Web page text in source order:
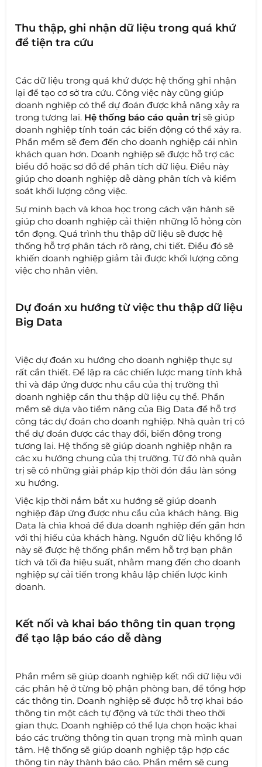
Thu thập, ghi nhận dữ liệu trong quá khứ
để tiện tra cứu
Các dữ liệu trong quá khứ được hệ thống ghi nhận
lại để tạo cơ sở tra cứu. Công việc này cũng giúp
doanh nghiệp có thể dự đoán được khả năng xảy ra
trong tương lai. Hệ thống báo cáo quản trị sẽ giúp
doanh nghiệp tính toán các biến động có thể xảy ra.
Phần mềm sẽ đem đến cho doanh nghiệp cái nhìn
khách quan hơn. Doanh nghiệp sẽ được hỗ trợ các
biểu đồ hoặc sơ đồ để phân tích dữ liệu. Điều này
giúp cho doanh nghiệp dễ dàng phân tích và kiểm
soát khối lượng công việc.
Sự minh bạch và khoa học trong cách vận hành sẽ
giúp cho doanh nghiệp cải thiện những lỗ hỏng còn
tồn đọng. Quá trình thu thập dữ liệu sẽ được hệ
thống hỗ trợ phân tách rõ ràng, chi tiết. Điều đó sẽ
khiến doanh nghiệp giảm tải được khối lượng công
việc cho nhân viên.
Dự đoán xu hướng từ việc thu thập dữ liệu
Big Data
Việc dự đoán xu hướng cho doanh nghiệp thực sự
rất cần thiết. Để lập ra các chiến lược mang tính khả
thi và đáp ứng được nhu cầu của thị trường thì
doanh nghiệp cần thu thập dữ liệu cụ thể. Phần
mềm sẽ dựa vào tiềm năng của Big Data để hỗ trợ
công tác dự đoán cho doanh nghiệp. Nhà quản trị có
thể dự đoán được các thay đổi, biến động trong
tương lai. Hệ thống sẽ giúp doanh nghiệp nhận ra
các xu hướng chung của thị trường. Từ đó nhà quản
trị sẽ có những giải pháp kịp thời đón đầu làn sóng
xu hướng.
Việc kịp thời nắm bắt xu hướng sẽ giúp doanh
nghiệp đáp ứng được nhu cầu của khách hàng. Big
Data là chìa khoá để đưa doanh nghiệp đến gần hơn
với thị hiếu của khách hàng. Nguồn dữ liệu khổng lồ
này sẽ được hệ thống phần mềm hỗ trợ bạn phân
tích và tối đa hiệu suất, nhằm mang đến cho doanh
nghiệp sự cải tiến trong khâu lập chiến lược kinh
doanh.
Kết nối và khai báo thông tin quan trọng
để tạo lập báo cáo dễ dàng
Phần mềm sẽ giúp doanh nghiệp kết nối dữ liệu với
các phân hệ ở từng bộ phận phòng ban, để tổng hợp
các thông tin. Doanh nghiệp sẽ được hỗ trợ khai báo
thông tin một cách tự động và tức thời theo thời
gian thực. Doanh nghiệp có thể lựa chọn hoặc khai
báo các trường thông tin quan trọng mà mình quan
tâm. Hệ thống sẽ giúp doanh nghiệp tập hợp các
thông tin này thành báo cáo. Phần mềm sẽ cung